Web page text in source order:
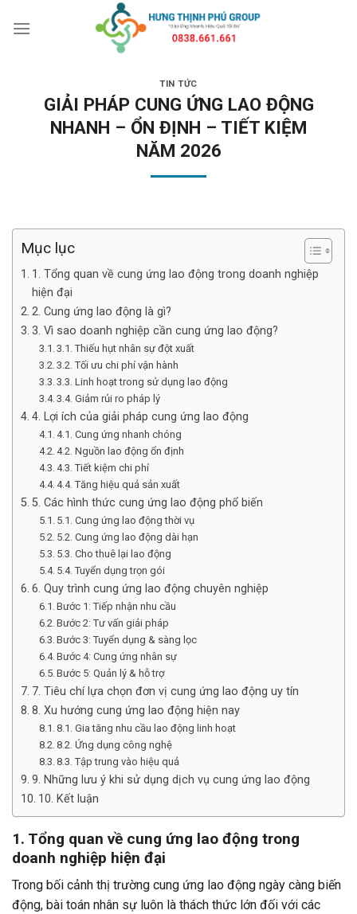
qua
TIN TỨC
GIẢI PHÁP CUNG ỨNG LAO ĐỘNG
NHANH – ỔN ĐỊNH – TIẾT KIỆM
NĂM 2026
Mục lục
1. Tổng quan về cung ứng lao động trong doanh nghiệp
hiện đại
2. Cung ứng lao động là gì?
3. Vì sao doanh nghiệp cần cung ứng lao động?
3.1. Thiếu hụt nhân sự đột xuất
3.2. Tối ưu chi phí vận hành
3.3. Linh hoạt trong sử dụng lao động
3.4. Giảm rủi ro pháp lý
4. Lợi ích của giải pháp cung ứng lao động
4.1. Cung ứng nhanh chóng
4.2. Nguồn lao động ổn định
4.3. Tiết kiệm chi phí
4.4. Tăng hiệu quả sản xuất
5. Các hình thức cung ứng lao động phổ biến
5.1. Cung ứng lao động thời vụ
5.2. Cung ứng lao động dài hạn
5.3. Cho thuê lại lao động
5.4. Tuyển dụng trọn gói
6. Quy trình cung ứng lao động chuyên nghiệp
Bước 1: Tiếp nhận nhu cầu
Bước 2: Tư vấn giải pháp
Bước 3: Tuyển dụng & sàng lọc
Bước 4: Cung ứng nhân sự
Bước 5: Quản lý & hỗ trợ
7. Tiêu chí lựa chọn đơn vị cung ứng lao động uy tín
8. Xu hướng cung ứng lao động hiện nay
8.1. Gia tăng nhu cầu lao động linh hoạt
8.2. Ứng dụng công nghệ
8.3. Tập trung vào hiệu quả
9. Những lưu ý khi sử dụng dịch vụ cung ứng lao động
10. Kết luận
1. Tổng quan về cung ứng lao động trong
doanh nghiệp hiện đại
Trong bối cảnh thị trường cung ứng lao động ngày càng biến
động, bài toán nhân sự luôn là thách thức lớn đối với các